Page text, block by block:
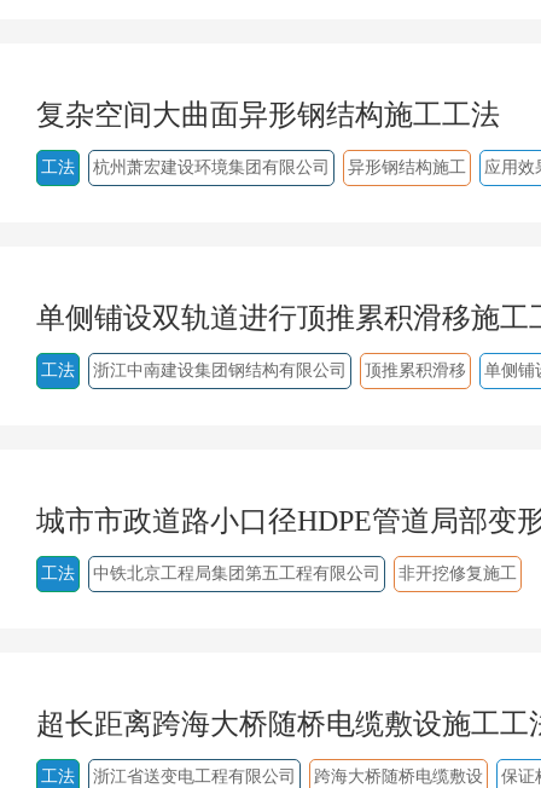
复杂空间大曲面异形钢结构施工工法
工法 杭州萧宏建设环境集团有限公司 异形钢结构施工 应用效
单侧铺设双轨道进行顶推累积滑移施工
工法 浙江中南建设集团钢结构有限公司 顶推累积滑移 单侧铺
城市市政道路小口径HDPE管道局部变
工法 中铁北京工程局集团第五工程有限公司 非开挖修复施工
超长距离跨海大桥随桥电缆敷设施工工
工法 浙江省送变电工程有限公司 跨海大桥随桥电缆敷设 保证